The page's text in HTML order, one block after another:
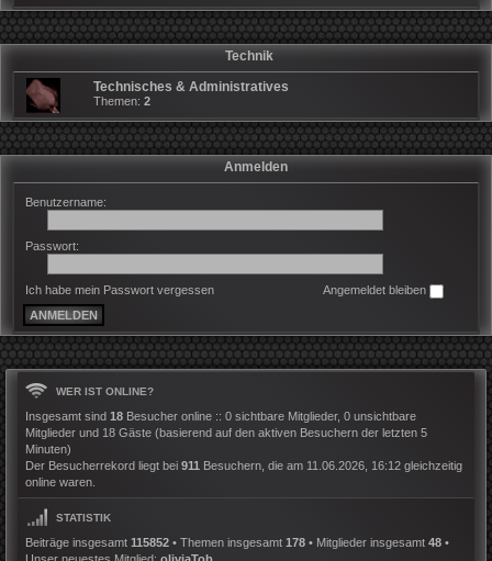
Technik
Technisches & Administratives
Themen: 2
Anmelden
Benutzername:
Passwort:
Ich habe mein Passwort vergessen Angemeldet bleiben
WER IST ONLINE?
Insgesamt sind 18 Besucher online :: 0 sichtbare Mitglieder, 0 unsichtbare
Mitglieder und 18 Gäste (basierend auf den aktiven Besuchern der letzten 5
Minuten)
Der Besucherrekord liegt bei 911 Besuchern, die am 11.06.2026, 16:12 gleichzeitig
online waren.
STATISTIK
Beiträge insgesamt 115852 • Themen insgesamt 178 • Mitglieder insgesamt 48 •